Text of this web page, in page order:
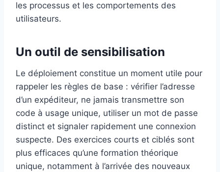
les processus et les comportements des
utilisateurs.
Un outil de sensibilisation
Le déploiement constitue un moment utile pour
rappeler les règles de base : vérifier l’adresse
d’un expéditeur, ne jamais transmettre son
code à usage unique, utiliser un mot de passe
distinct et signaler rapidement une connexion
suspecte. Des exercices courts et ciblés sont
plus efficaces qu’une formation théorique
unique, notamment à l’arrivée des nouveaux